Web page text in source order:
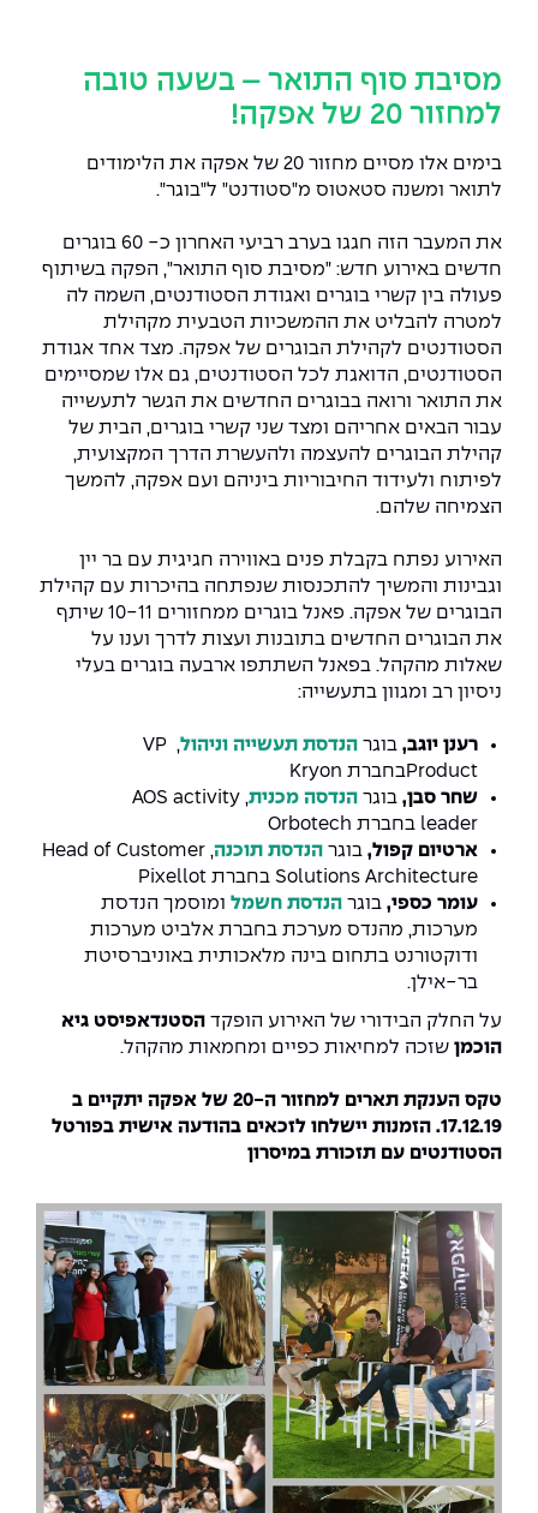
מסיבת סוף התואר – בשעה טובה
למחזור 20 של אפקה!
בימים אלו מסיים מחזור 20 של אפקה את הלימודים
לתואר ומשנה סטאטוס מ"סטודנט" ל"בוגר".
את המעבר הזה חגגו בערב רביעי האחרון כ- 60 בוגרים
חדשים באירוע חדש: "מסיבת סוף התואר", הפקה בשיתוף
פעולה בין קשרי בוגרים ואגודת הסטודנטים, השמה לה
למטרה להבליט את ההמשכיות הטבעית מקהילת
הסטודנטים לקהילת הבוגרים של אפקה. מצד אחד אגודת
הסטודנטים, הדואגת לכל הסטודנטים, גם אלו שמסיימים
את התואר ורואה בבוגרים החדשים את הגשר לתעשייה
עבור הבאים אחריהם ומצד שני קשרי בוגרים, הבית של
קהילת הבוגרים להעצמה ולהעשרת הדרך המקצועית,
לפיתוח ולעידוד החיבוריות ביניהם ועם אפקה, להמשך
הצמיחה שלהם.
האירוע נפתח בקבלת פנים באווירה חגיגית עם בר יין
וגבינות והמשיך להתכנסות שנפתחה בהיכרות עם קהילת
הבוגרים של אפקה. פאנל בוגרים ממחזורים 10-11 שיתף
את הבוגרים החדשים בתובנות ועצות לדרך וענו על
שאלות מהקהל. בפאנל השתתפו ארבעה בוגרים בעלי
ניסיון רב ומגוון בתעשייה:
רענן יוגב, בוגר הנדסת תעשייה וניהול,
VP
Product בחברת Kryon
שחר סבן, בוגר הנדסה מכנית,
AOS activity
leader בחברת Orbotech
ארטיום קפול, בוגר הנדסת תוכנה,
Head of Customer
Solutions Architecture בחברת
עומר כספי, בוגר הנדסת חשמל ומוסמך הנדסת
מערכות, מהנדס מערכת בחברת אלביט מערכות
ודוקטורנט בתחום בינה מלאכותית באוניברסיטת
בר-אילן.
על החלק הבידורי של האירוע הופקד הסטנדאפיסט גיא
הוכמן שזכה למחיאות כפיים ומחמאות מהקהל.
טקס הענקת תארים למחזור ה-20 של אפקה יתקיים ב
17.12.19. הזמנות יישלחו לזכאים בהודעה אישית בפורטל
הסטודנטים עם תזכורת במיסרון
נהלים, תקנונים וחקיקה
הוגנות מגדרית
לעבוד באפקה
לוח שנה אקדמי
צור קשר
חדשות אפקה
מדברים הנדסה (פודקאסט)
ידיעות מן העיתונות
כתבי עת
כואבים את לכתם
לעבוד באפקה
משרות פנויות
אזור אישי
כניסה לסגל
דו-חוגי בהנדסה ומדעים
תואר שני בהנדסה
הנדסה וניהול
הנדסת מערכות
הנדסה רפואית
מערכות תבוניות AI
היחידה למתמטיקה
היחידה לפיזיקה
היחידה לאנגלית
היחידה לחברה ורוח
היחידה ללימודי חוץ
קורס ניהול לוגיסטיקה ורכש
קורס ניהול מוצר בשילוב AI
קורס אנרגיה מתחדשת
אווירה נפיצה במתקני חשמל ומכשור
קורסים מקצועיים מותאמים לארגונים
לכל הקורסים
סמסטר ראשון בתיכון
דקאנט הסטודנטים
מרכז קריירה
ספרייה
אגודת הסטודנטים
מעטפת תמיכה למשרתות ולמשרתים
מעטפת חוסן
מועדוני סטודנטים
נבחרות הספורט
מעורבות חברתית
מרכז החדשנות והיזמות
המרכז לקידום הלמידה
היחידה לבינלאומיות
שכר לימוד
חנות החדשנות והיזמות
עתודה אקדמית
מסלול ישיר לתואר ראשון
מידע למועמד תואר שני
הרשמה און ליין
שאלות ותשובות
מלגות ע״ב נתוני קבלה
תנאי קבלה - הנדסה
למה לעשות תואר שני באפקה?
מעטפת תמיכה וחוסן למשרתות
ולמשרתי המילואים – תשפ״ו
המרכז לאנרגיה מתחדשת ובת קיימא
המרכז למחקר יישומי בעיבוד שפה וקול
מרכז ICSGen.AI
כנסים
Skills & Tech
כנסי פיתוח הון אנושי לאומי בהנדסה
מדד הכישורים